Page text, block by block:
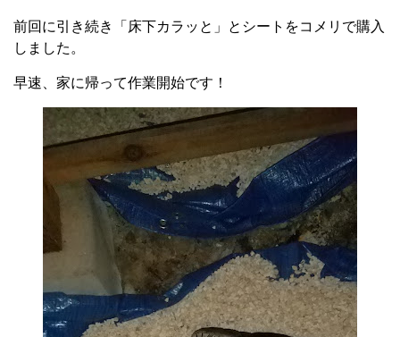
前回に引き続き「床下カラッと」とシートをコメリで購入
しました。
早速、家に帰って作業開始です！